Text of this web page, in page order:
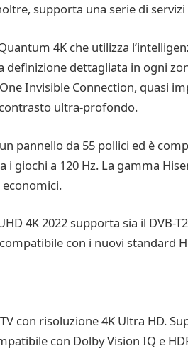
supporta una serie di
4K che utilizza
definizione dettagliata in ogni
Invisible Connection, quasi
ultra-profondo.
un pannello da 55 pollici ed è
giochi a 120 Hz. La gamma
4K 2022 supporta sia il DVB-
con i nuovi standard
con risoluzione 4K Ultra HD.
con Dolby Vision IQ e